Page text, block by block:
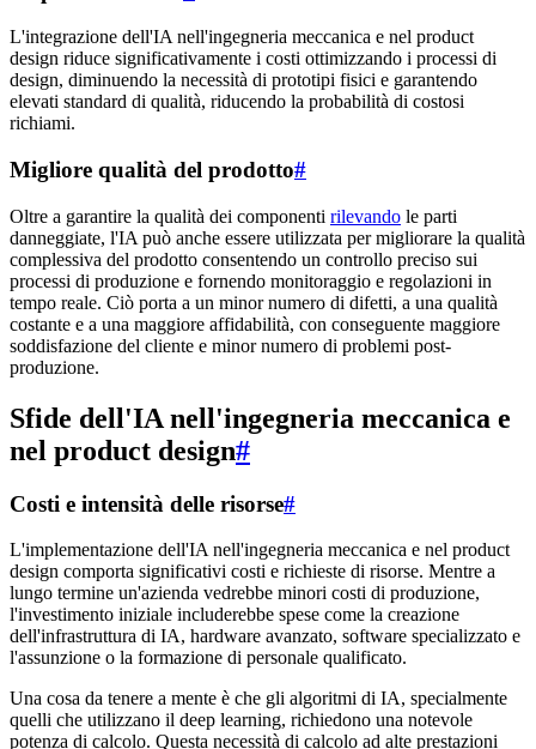
L'integrazione dell'IA nell'ingegneria meccanica e nel product
design riduce significativamente i costi ottimizzando i processi di
design, diminuendo la necessità di prototipi fisici e garantendo
elevati standard di qualità, riducendo la probabilità di costosi
richiami.
Migliore qualità del prodotto#
Oltre a garantire la qualità dei componenti rilevando le parti
danneggiate, l'IA può anche essere utilizzata per migliorare la qualità
complessiva del prodotto consentendo un controllo preciso sui
processi di produzione e fornendo monitoraggio e regolazioni in
tempo reale. Ciò porta a un minor numero di difetti, a una qualità
costante e a una maggiore affidabilità, con conseguente maggiore
soddisfazione del cliente e minor numero di problemi post-
produzione.
Sfide dell'IA nell'ingegneria meccanica e
nel product design#
Costi e intensità delle risorse#
L'implementazione dell'IA nell'ingegneria meccanica e nel product
design comporta significativi costi e richieste di risorse. Mentre a
lungo termine un'azienda vedrebbe minori costi di produzione,
l'investimento iniziale includerebbe spese come la creazione
dell'infrastruttura di IA, hardware avanzato, software specializzato e
l'assunzione o la formazione di personale qualificato.
Una cosa da tenere a mente è che gli algoritmi di IA, specialmente
quelli che utilizzano il deep learning, richiedono una notevole
potenza di calcolo. Questa necessità di calcolo ad alte prestazioni